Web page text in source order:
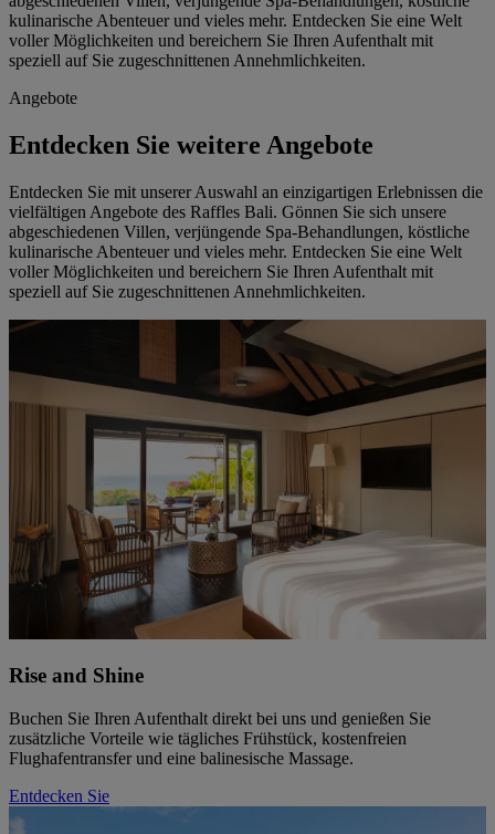
kulinarische Abenteuer und vieles mehr. Entdecken Sie eine Welt
voller Möglichkeiten und bereichern Sie Ihren Aufenthalt mit
speziell auf Sie zugeschnittenen Annehmlichkeiten.
Angebote
Entdecken Sie weitere Angebote
Entdecken Sie mit unserer Auswahl an einzigartigen Erlebnissen die
vielfältigen Angebote des Raffles Bali. Gönnen Sie sich unsere
abgeschiedenen Villen, verjüngende Spa-Behandlungen, köstliche
kulinarische Abenteuer und vieles mehr. Entdecken Sie eine Welt
voller Möglichkeiten und bereichern Sie Ihren Aufenthalt mit
speziell auf Sie zugeschnittenen Annehmlichkeiten.
Rise and Shine
Buchen Sie Ihren Aufenthalt direkt bei uns und genießen Sie
zusätzliche Vorteile wie tägliches Frühstück, kostenfreien
Flughafentransfer und eine balinesische Massage.
Entdecken Sie